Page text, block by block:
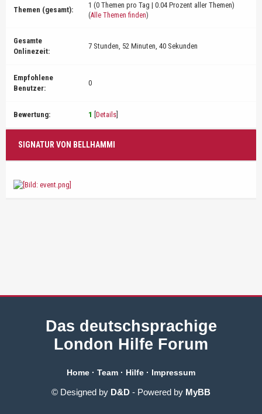
Themen (gesamt):
1 (0 Themen pro Tag | 0.04 Prozent aller Themen)
(Alle Themen finden)
Gesamte
Onlinezeit:
7 Stunden, 52 Minuten, 40 Sekunden
Empfohlene
Benutzer:
0
Bewertung: 1 Details
SIGNATUR VON BELLHAMMI
Das deutschsprachige
London Hilfe Forum
Home · Team · Hilfe · Impressum
© Designed by D&D - Powered by MyBB